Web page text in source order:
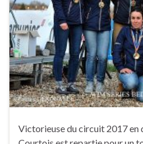
Victorieuse du circuit 2017 en